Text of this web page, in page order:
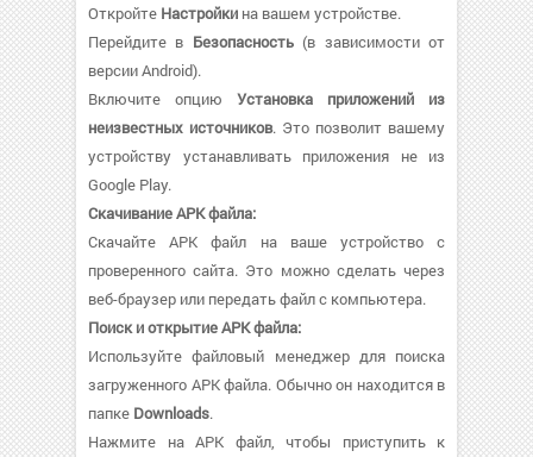
Откройте Настройки на вашем устройстве.
Перейдите в Безопасность(в зависимости от
версии Android).
Включите опцию Установка приложений из
неизвестных источников. Это позволит вашему
устройству устанавливать приложения не из
Google Play.
Скачивание APK файла:
Скачайте APK файл на ваше устройство с
проверенного сайта. Это можно сделать через
веб-браузер или передать файл с компьютера.
Поиск и открытие APK файла:
Используйте файловый менеджер для поиска
загруженного APK файла. Обычно он находится в
папке Downloads.
Нажмите на APK файл, чтобы приступить к